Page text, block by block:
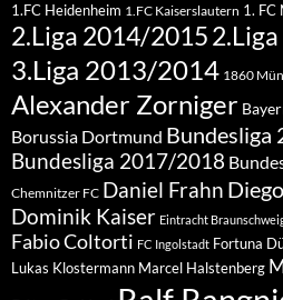
1.FC Heidenheim 1.FC Kaiserslautern 1. FC
2.Liga 2014/2015
3.Liga 2013/2014 1860
Alexander Zorniger
Borussia Dortmund
Bundesliga 2017/2018
Chemnitzer FC Daniel Frahn
Dominik Kaiser Eintracht
Fabio Coltorti FC Ingolstadt Fortuna
Lukas Klostermann Marcel Halstenberg